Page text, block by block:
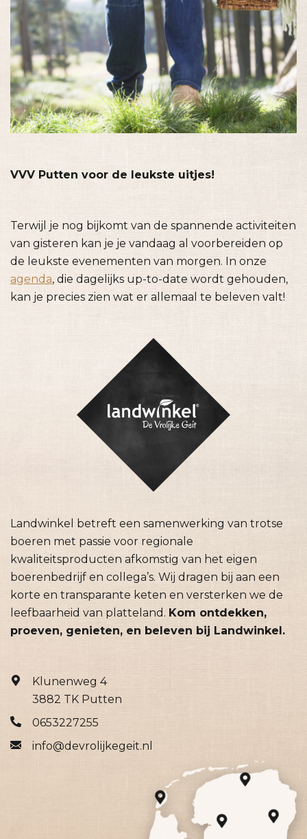
VVV Putten voor de leukste uitjes!
Terwijl je nog bijkomt van de spannende activiteiten
van gisteren kan je je vandaag al voorbereiden op
de leukste evenementen van morgen. In onze
agenda, die dagelijks up-to-date wordt gehouden,
kan je precies zien wat er allemaal te beleven valt!
Landwinkel betreft een samenwerking van trotse
boeren met passie voor regionale
kwaliteitsproducten afkomstig van het eigen
boerenbedrijf en collega’s. Wij dragen bij aan een
korte en transparante keten en versterken we de
leefbaarheid van platteland. Kom ontdekken,
proeven, genieten, en beleven bij Landwinkel.
Klunenweg 4
3882 TK Putten
0653227255
info@devrolijkegeit.nl